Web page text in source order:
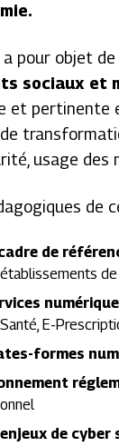
pour objet de
sociaux et
et pertinente
usage des
de
de
établissements
E-
formes
enjeux de cyber